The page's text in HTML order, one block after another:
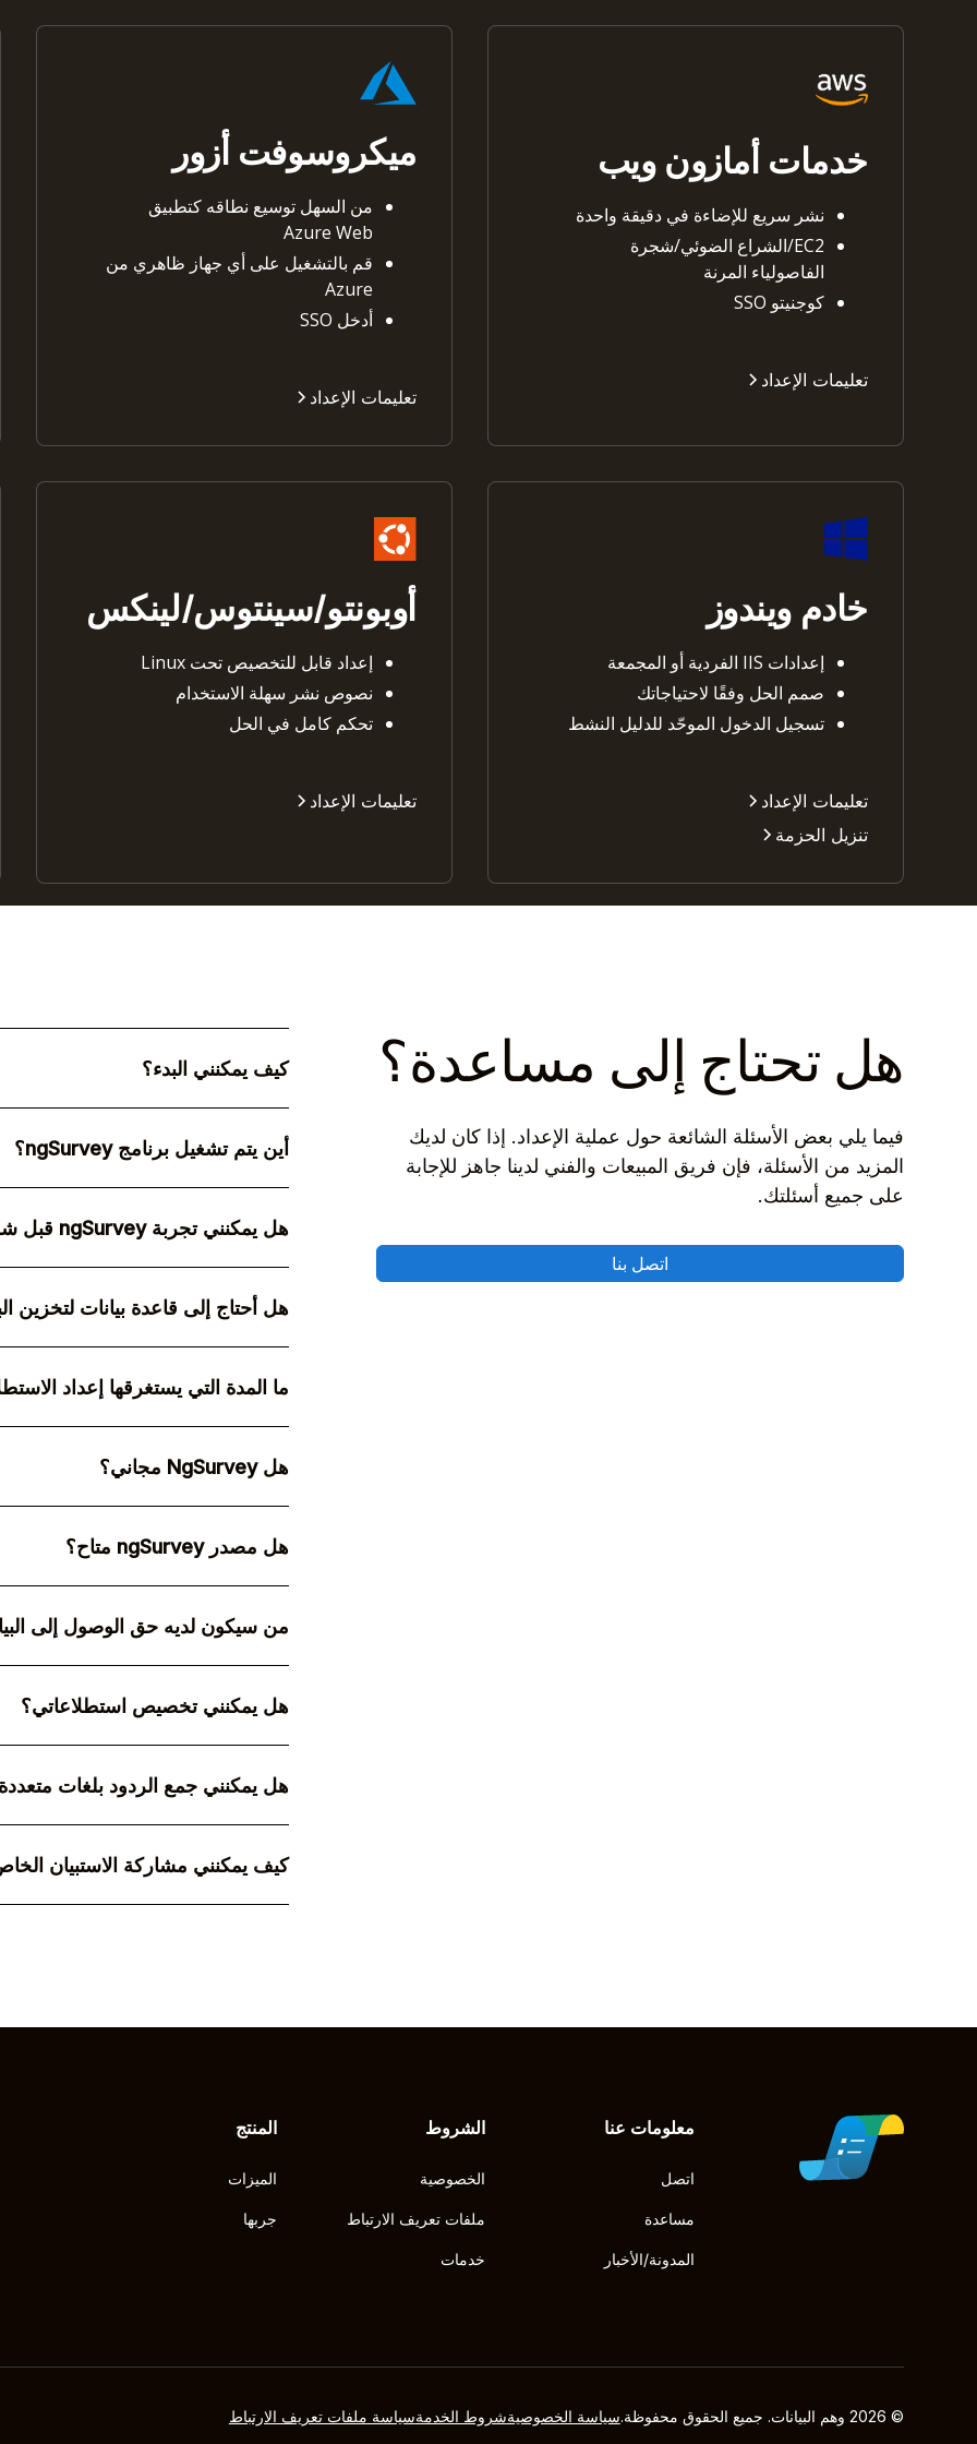
خدمات أمازون ويب
نشر سريع للإضاءة في دقيقة واحدة
EC2/الشراع الضوئي/شجرة
الفاصولياء المرنة
كوجنيتو SSO
تعليمات الإعداد
ميكروسوفت أزور
من السهل توسيع نطاقه كتطبيق
Azure Web
قم بالتشغيل على أي جهاز ظاهري من
Azure
أدخل SSO
تعليمات الإعداد
خادم ويندوز
إعدادات IIS الفردية أو المجمعة
صمم الحل وفقًا لاحتياجاتك
تسجيل الدخول الموحّد للدليل النشط
تعليمات الإعداد
تنزيل الحزمة
أوبونتو/سينتوس/لينكس
إعداد قابل للتخصيص تحت Linux
نصوص نشر سهلة الاستخدام
تحكم كامل في الحل
تعليمات الإعداد
هل تحتاج إلى مساعدة؟
فيما يلي بعض الأسئلة الشائعة حول عملية الإعداد. إذا كان لديك
المزيد من الأسئلة، فإن فريق المبيعات والفني لدينا جاهز للإجابة
على جميع أسئلتك.
اتصل بنا
كيف يمكنني البدء؟
أين يتم تشغيل برنامج ngSurvey؟
السحابة الخاصة.
هل يمكنني تجربة ngSurvey قبل شرائه؟
من التفاصيل.
هل أحتاج إلى قاعدة بيانات لتخزين
بيانات Postgres أو قاعدة بيانات Oracle MySQL 8.0 أو أعلى لتخزين جميع بياناتها.
ما المدة التي يستغرقها إعداد
اعتمادًا على مدى تعقيد الاستبيان الخاص
هل NgSurvey مجاني؟
المجانية.
هل مصدر ngSurvey متاح؟
لتخصيص محركنا بناءً على احتياجاتك.
من سيكون لديه حق الوصول إلى
الذين لديهم حق الوصول إلى البنية
هل يمكنني تخصيص استطلاعاتي؟
وشعارك.
هل يمكنني جمع الردود بلغات
ببضع نقرات فقط.
كيف يمكنني مشاركة الاستبيان
معلومات عنا
اتصل
مساعدة
المدونة/الأخبار
الشروط
الخصوصية
ملفات تعريف الارتباط
خدمات
المنتج
الميزات
جربها
© 2026 وهم البيانات. جميع الحقوق محفوظة. سياسة الخصوصيةشروط الخدمةسياسة ملفات تعريف الارتباط